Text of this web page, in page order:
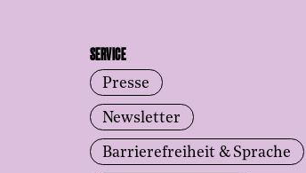
SERVICE
Presse
Newsletter
Barrierefreiheit & Sprache